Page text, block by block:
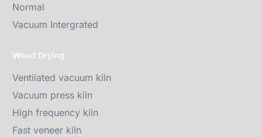
Normal
Vacuum Intergrated
Wood Drying
Ventilated vacuum kiln
Vacuum press kiln
High frequency kiln
Fast veneer kiln